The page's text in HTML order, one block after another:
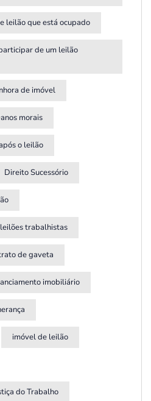
leilão que está ocupado
de um leilão
de imóvel
morais
o leilão
Direito Sucessório
trabalhistas
de gaveta
imobiliário
imóvel de leilão
do Trabalho